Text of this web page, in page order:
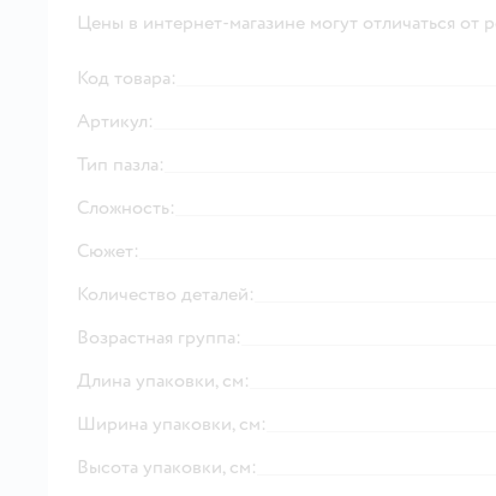
Цены в интернет-магазине могут отличаться от
Код товара:
Артикул:
Тип пазла:
Сложность:
Сюжет:
Количество деталей:
Возрастная группа:
Длина упаковки, см:
Ширина упаковки, см:
Высота упаковки, см: